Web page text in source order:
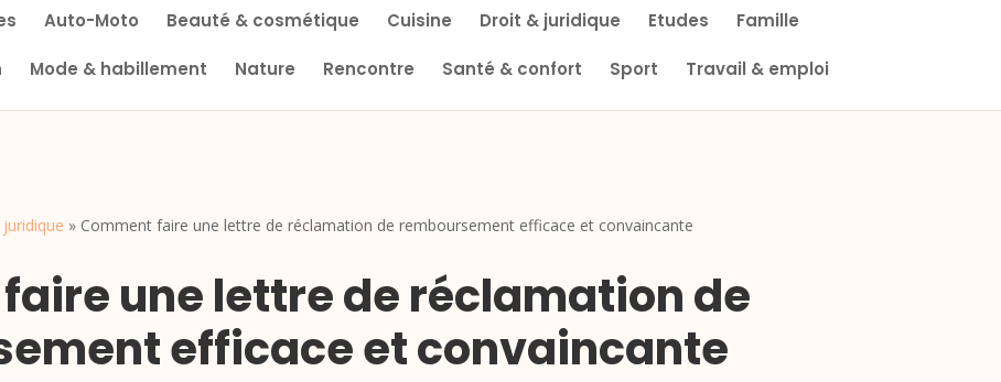
Auto-Moto Beauté & cosmétique Cuisine Droit & juridique Etudes Famille
Mode & habillement Nature Rencontre Santé & confort Sport Travail & emploi
» Comment faire une lettre de réclamation de remboursement efficace et convaincante
une lettre de réclamation de
efficace et convaincante